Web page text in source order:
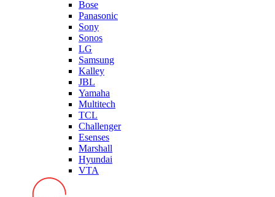
Bose
Panasonic
Sony
Sonos
LG
Samsung
Kalley
JBL
Yamaha
Multitech
TCL
Challenger
Esenses
Marshall
Hyundai
VTA